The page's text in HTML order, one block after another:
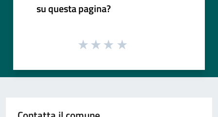
su questa pagina?